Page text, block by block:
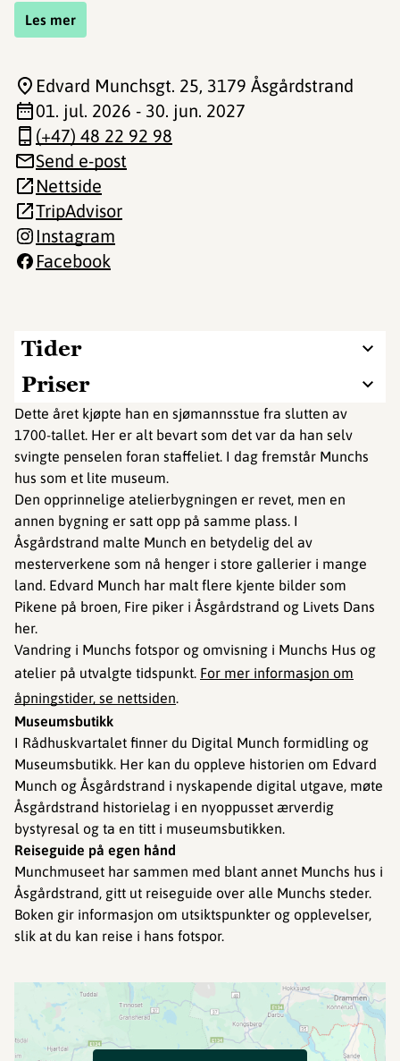
Les mer
Tider
Priser
Dette året kjøpte han en sjømannsstue fra slutten av
1700-tallet. Her er alt bevart som det var da han selv
svingte penselen foran staffeliet. I dag fremstår Munchs
hus som et lite museum.
Den opprinnelige atelierbygningen er revet, men en
annen bygning er satt opp på samme plass. I
Åsgårdstrand malte Munch en betydelig del av
mesterverkene som nå henger i store gallerier i mange
land. Edvard Munch har malt flere kjente bilder som
Pikene på broen, Fire piker i Åsgårdstrand og Livets Dans
her.
Vandring i Munchs fotspor og omvisning i Munchs Hus og
atelier på utvalgte tidspunkt. For mer informasjon om
åpningstider, se nettsiden.
Museumsbutikk
I Rådhuskvartalet finner du Digital Munch formidling og
Museumsbutikk. Her kan du oppleve historien om Edvard
Munch og Åsgårdstrand i nyskapende digital utgave, møte
Åsgårdstrand historielag i en nyoppusset ærverdig
bystyresal og ta en titt i museumsbutikken.
Reiseguide på egen hånd
Munchmuseet har sammen med blant annet Munchs hus i
Åsgårdstrand, gitt ut reiseguide over alle Munchs steder.
Boken gir informasjon om utsiktspunkter og opplevelser,
slik at du kan reise i hans fotspor.
Edvard Munchsgt. 25, 3179 Åsgårdstrand
01. jul. 2026 - 30. jun. 2027
(+47) 48 22 92 98
Send e-post
Nettside
TripAdvisor
Instagram
Facebook